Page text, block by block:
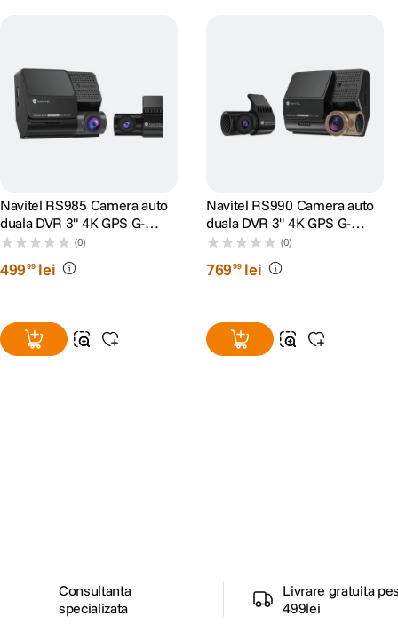
Difuzor da
Microfon da
Culoare negru
Navitel RS985 Camera auto
duala DVR 3" 4K GPS G-
Senzor
(0)
49999 lei
Navitel RS990 Camera auto
duala DVR 3" 4K GPS G-
Senzor
(0)
76999 lei
Consultanta
specializata
Livrare gratuita
499lei